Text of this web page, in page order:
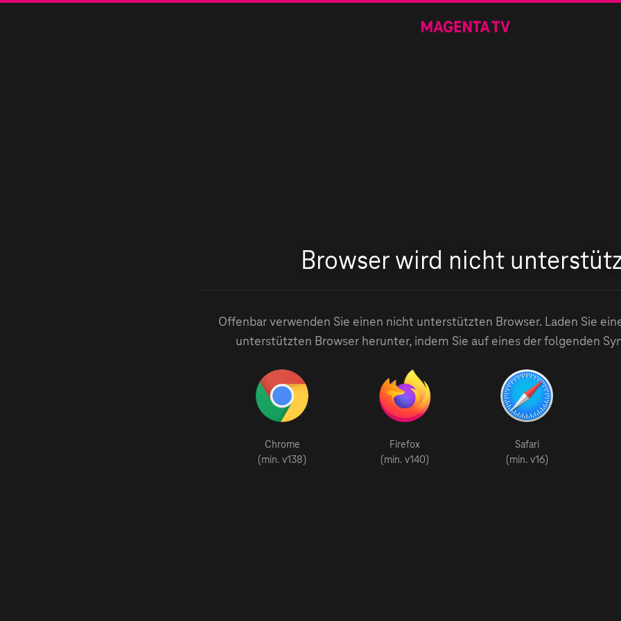
Browser wird nicht
Offenbar verwenden Sie einen nicht unterstützten Browser. Laden Sie
unterstützten Browser herunter, indem Sie auf eines der folgenden
Chrome
(min. v138)
Firefox
(min. v140)
Safari
(min. v16)